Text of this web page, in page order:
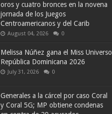
oros y cuatro bronces en la novena
jornada de los Juegos
Centroamericanos y del Carib
August 04, 2026 0
Melissa Núñez gana el Miss Universo
República Dominicana 2026
July 31, 2026 0
Generales a la cárcel por caso Coral
y Coral 5G; MP obtiene condenas